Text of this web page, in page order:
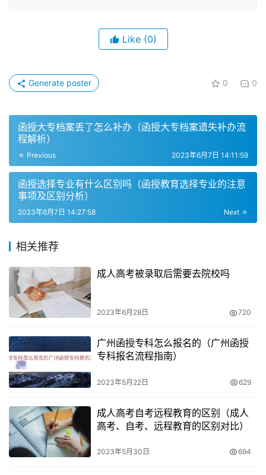
历年录取分数线
湖南省成人高考历年录取分数线（2018-2021）如下：
– 高起专文史类：193分
– 高起专中医类：160分
– 高起专理工类：139分
– 高起专经济管理类：126分
– 高起专法学类：181分
– 高起专农学类：162分
– 高起专医学类：180分
– 高起专艺术类：151分
– 高起本文科：220分
Like (0)
0 0
Generate poster
函授大专档案丢了怎么补办（函授大专档案遗失补办流
程解析）
Previous 2023年6月7日 14:11:59
函授选择专业有什么区别吗（函授教育选择专业的注意
事项及区别分析）
Next
2023年6月7日 14:27:58
相关推荐
成人高考被录取后需要去院校吗
2023年6月28日 720
广州函授专科怎么报名的（广州函授
专科报名流程指南）
2023年5月22日 629
成人高考自考远程教育的区别（成人
高考、自考、远程教育的区别对比）
2023年5月30日 694